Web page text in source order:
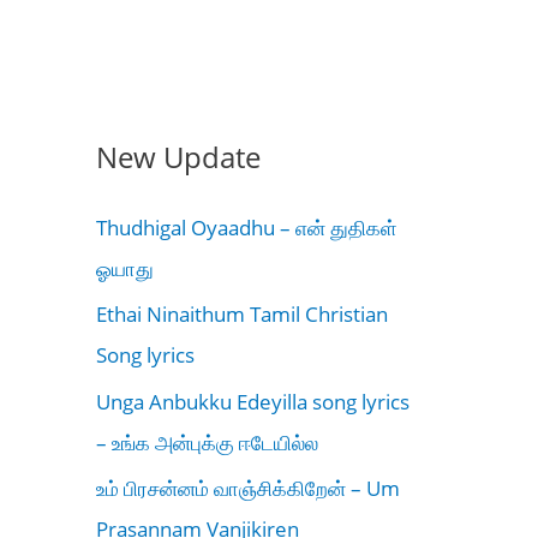
New Update
Thudhigal Oyaadhu – என் துதிகள்
ஓயாது
Ethai Ninaithum Tamil Christian
Song lyrics
Unga Anbukku Edeyilla song lyrics
– உங்க அன்புக்கு ஈடேயில்ல
உம் பிரசன்னம் வாஞ்சிக்கிறேன் – Um
Prasannam Vanjikiren